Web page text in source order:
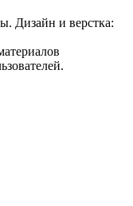
Дизайн и верстка: